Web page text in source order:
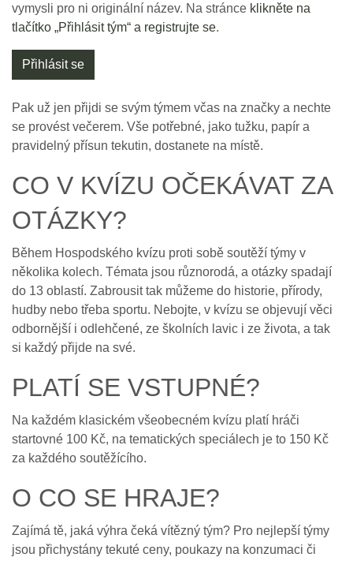
vymysli pro ni originální název. Na stránce klikněte na
tlačítko „Přihlásit tým“ a registrujte se.
Přihlásit se
Pak už jen přijdi se svým týmem včas na značky a nechte
se provést večerem. Vše potřebné, jako tužku, papír a
pravidelný přísun tekutin, dostanete na místě.
CO V KVÍZU OČEKÁVAT ZA
OTÁZKY?
Během Hospodského kvízu proti sobě soutěží týmy v
několika kolech. Témata jsou různorodá, a otázky spadají
do 13 oblastí. Zabrousit tak můžeme do historie, přírody,
hudby nebo třeba sportu. Nebojte, v kvízu se objevují věci
odbornější i odlehčené, ze školních lavic i ze života, a tak
si každý přijde na své.
PLATÍ SE VSTUPNÉ?
Na každém klasickém všeobecném kvízu platí hráči
startovné 100 Kč, na tematických speciálech je to 150 Kč
za každého soutěžícího.
O CO SE HRAJE?
Zajímá tě, jaká výhra čeká vítězný tým? Pro nejlepší týmy
jsou přichystány tekuté ceny, poukazy na konzumaci či